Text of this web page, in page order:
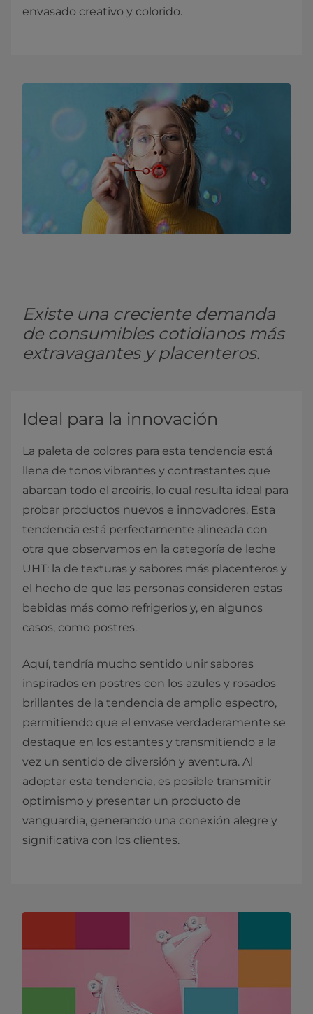
envasado creativo y colorido.
Existe una creciente demanda
de consumibles cotidianos más
extravagantes y placenteros.
Ideal para la innovación
La paleta de colores para esta tendencia está
llena de tonos vibrantes y contrastantes que
abarcan todo el arcoíris, lo cual resulta ideal para
probar productos nuevos e innovadores. Esta
tendencia está perfectamente alineada con
otra que observamos en la categoría de leche
UHT: la de texturas y sabores más placenteros y
el hecho de que las personas consideren estas
bebidas más como refrigerios y, en algunos
casos, como postres.
Aquí, tendría mucho sentido unir sabores
inspirados en postres con los azules y rosados
brillantes de la tendencia de amplio espectro,
permitiendo que el envase verdaderamente se
destaque en los estantes y transmitiendo a la
vez un sentido de diversión y aventura. Al
adoptar esta tendencia, es posible transmitir
optimismo y presentar un producto de
vanguardia, generando una conexión alegre y
significativa con los clientes.